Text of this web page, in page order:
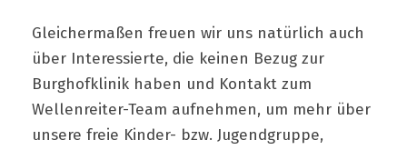
Gleichermaßen freuen wir uns natürlich auch
über Interessierte, die keinen Bezug zur
Burghofklinik haben und Kontakt zum
Wellenreiter-Team aufnehmen, um mehr über
unsere freie Kinder- bzw. Jugendgruppe,